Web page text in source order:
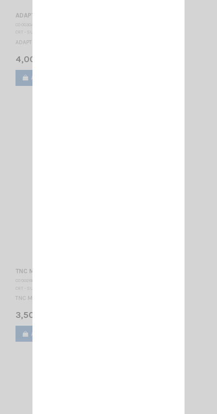
ADAPT TNC MALE/PL258 FEMELLE
CO 003040
CRT - SUPERSTAR
ADAPT TNC MALE/PL258 FEMELLE
4,00 €
Ajouter au panier
TNC MALE A SERTIR RG 58
CO 002860
CRT - SUPERSTAR
TNC MALE A SERTIR RG 58
3,50 €
Ajouter au panier